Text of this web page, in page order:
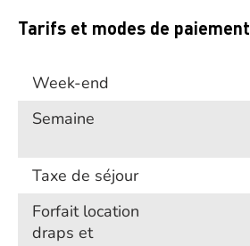
Tarifs et modes de paiement
Week-end
Semaine
Taxe de séjour
Forfait location
draps et